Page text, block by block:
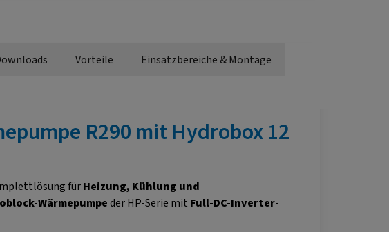
Vorteile Einsatzbereiche & Montage
R290 mit Hydrobox 12
fürHeizung, Kühlung und
Wärmepumpeder HP-Serie mit Full-DC-Inverter-